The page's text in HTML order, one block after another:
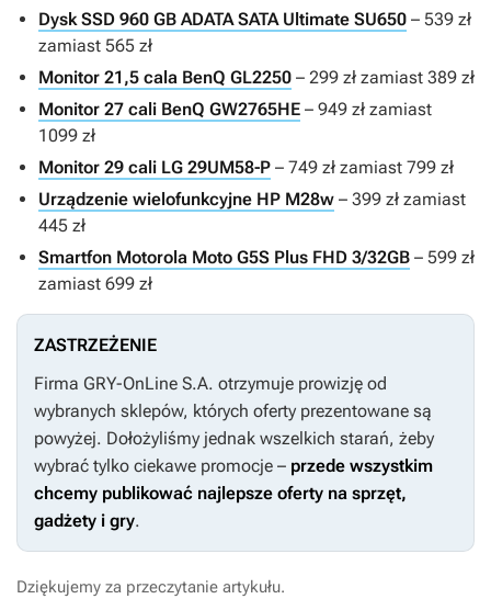
Dysk SSD 960 GB ADATA SATA Ultimate SU650 – 539 zł
zamiast 565 zł
Monitor 21,5 cala BenQ GL2250 – 299 zł zamiast 389 zł
Monitor 27 cali BenQ GW2765HE – 949 zł zamiast
1099 zł
Monitor 29 cali LG 29UM58-P – 749 zł zamiast 799 zł
Urządzenie wielofunkcyjne HP M28w – 399 zł zamiast
445 zł
Smartfon Motorola Moto G5S Plus FHD 3/32GB – 599 zł
zamiast 699 zł
ZASTRZEŻENIE
Firma GRY-OnLine S.A. otrzymuje prowizję od
wybranych sklepów, których oferty prezentowane są
powyżej. Dołożyliśmy jednak wszelkich starań, żeby
wybrać tylko ciekawe promocje – przede wszystkim
chcemy publikować najlepsze oferty na sprzęt,
gadżety i gry.
Dziękujemy za przeczytanie artykułu.